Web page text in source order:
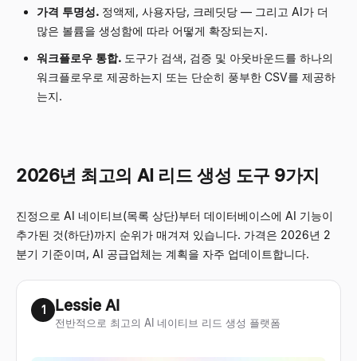
가격 투명성. 정액제, 사용자당, 크레딧당 — 그리고 AI가 더
많은 볼륨을 생성함에 따라 어떻게 확장되는지.
워크플로우 통합. 도구가 검색, 검증 및 아웃바운드를 하나의
워크플로우로 제공하는지 또는 단순히 풍부한 CSV를 제공하
는지.
2026년 최고의 AI 리드 생성 도구 9가지
진정으로 AI 네이티브(목록 상단)부터 데이터베이스에 AI 기능이
추가된 것(하단)까지 순위가 매겨져 있습니다. 가격은 2026년 2
분기 기준이며, AI 공급업체는 계획을 자주 업데이트합니다.
1 Lessie AI
전반적으로 최고의 AI 네이티브 리드 생성 플랫폼